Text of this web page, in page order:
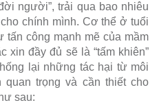
người”, trải qua bao nhiêu
chính mình. Cơ thể ở tuổi
tấn công mạnh mẽ của mầm
xin đầy đủ sẽ là “tấm khiên”
lại những tác hại từ môi
trọng và cần thiết cho
sau: